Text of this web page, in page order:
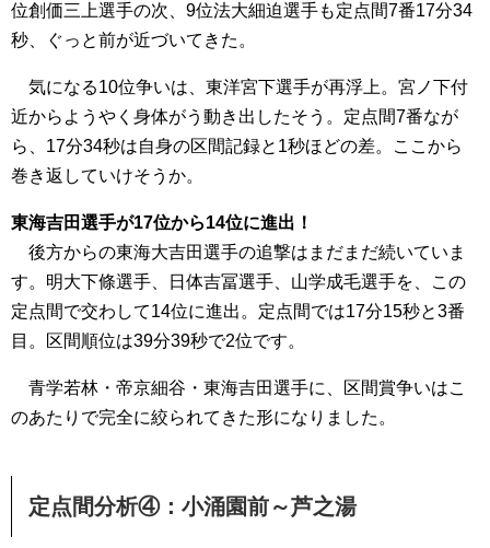
位創価三上選手の次、9位法大細迫選手も定点間7番17分34
秒、ぐっと前が近づいてきた。
気になる10位争いは、東洋宮下選手が再浮上。宮ノ下付
近からようやく身体がう動き出したそう。定点間7番なが
ら、17分34秒は自身の区間記録と1秒ほどの差。ここから
巻き返していけそうか。
東海吉田選手が17位から14位に進出！
後方からの東海大吉田選手の追撃はまだまだ続いていま
す。明大下條選手、日体吉冨選手、山学成毛選手を、この
定点間で交わして14位に進出。定点間では17分15秒と3番
目。区間順位は39分39秒で2位です。
青学若林・帝京細谷・東海吉田選手に、区間賞争いはこ
のあたりで完全に絞られてきた形になりました。
定点間分析④：小涌園前～芦之湯